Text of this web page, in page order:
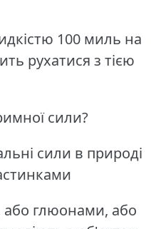
100 миль на
рухатися з тією
сили?
сили в природі
глюонами, або